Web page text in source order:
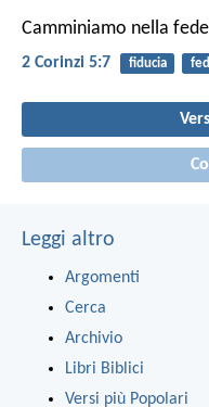
Camminiamo nella
2 Corinzi 5:7 fiducia
Leggi altro
Argomenti
Cerca
Archivio
Libri Biblici
Versi più Popolari